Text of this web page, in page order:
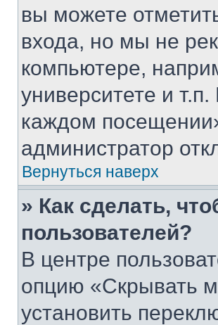
вы можете
входа, но мы не
компьютере,
университете и
каждом посещении»
администратор
Вернуться наверх
» Как сделать,
пользователей?
В центре
опцию «Скрывать
установить